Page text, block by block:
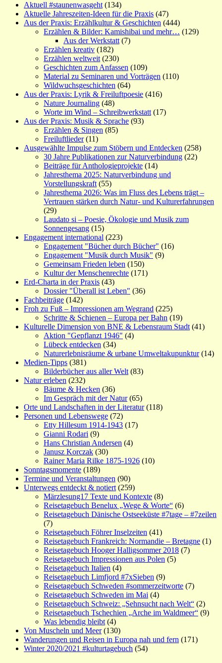
Aktuell #staunenwasgeht (134)
Aktuelle Jahreszeiten-Ideen für die Praxis (47)
Aus der Praxis: Erzählkultur & Geschichten (444)
Erzählen & Bilder: Kamishibai und mehr… (129)
Aus der Werkstatt (7)
Erzählen kreativ (182)
Erzählen weltweit (230)
Geschichten zum Anfassen (109)
Material zu Seminaren und Vorträgen (110)
Wildwuchsgeschichten (64)
Aus der Praxis: Lyrik & Freiluftpoesie (416)
Nature Journaling (48)
Worte im Wind – Schreibwerkstatt (17)
Aus der Praxis: Musik & Sprache (93)
Erzählen & Singen (85)
Freiluftlieder(11)
Ausgewählte Impulse zum Stöbern und Entdecken (258)
30 Jahre Publikationen zur Naturverbindung (22)
Beiträge für Anthologieprojekte (14)
Jahresthema 2025: Naturverbindung und
Vorstellungskraft (55)
Jahresthema 2026: Was im Fluss des Lebens trägt –
Vertrauen stärken durch Natur- und Kulturerfahrungen
(29)
Laudato si – Poesie, Ökologie und Musik zum
Sonnengesang (15)
Engagement international (223)
Engagement "Bücher durch Bücher" (16)
Engagement "Musik durch Musik" (9)
Gemeinsam Frieden leben (150)
Kultur der Menschenrechte (171)
Erd-Charta in der Praxis (43)
Dossier "Überall ist Leben" (36)
Fachbeiträge (142)
Froh zu Fuß – Impressionen am Wegrand (225)
Schritte & Schienen – Europa per Bahn (19)
Kulturelle Dimension von BNE & Lebensraum Stadt (41)
Aktion "Gepflanzt 1946" (4)
Lübeck entdecken (34)
Naturerlebnisräume & urbane Umweltakupunktur(14)
Medien-Tipps (381)
Bilderbücher aus aller Welt (83)
Natur erleben (232)
Bäume & Hecken (36)
Im Gespräch mit der Natur(65)
Orte und Landschaften in der Literatur(118)
Personen und Lebenswege (72)
Etty Hillesum 1914-1943 (17)
Gianni Rodari (9)
Hans Christian Andersen (4)
Janusz Korczak (30)
Rainer Maria Rilke 1875-1926 (10)
Sonntagsmomente (189)
Termine und Veranstaltungen (90)
Unterwegs entdeckt & notiert (259)
Märzlesung17 Texte und Kontexte (8)
Reisetagebuch Benelux „Wege & Worte“ (6)
Reisetagebuch Dänische Ostseeküste #7tage – #7zeilen
(7)
Reisetagebuch Föhrer Inselzeiten (41)
Reisetagebuch Frankreich: Normandie – Bretagne (1)
Reisetagebuch Hooger Halligsommer 2018 (7)
Reisetagebuch Impressionen aus Polen (5)
Reisetagebuch Italien (4)
Reisetagebuch Limfjord #7xSieben (9)
Reisetagebuch Schweden #sommerzeitworte (7)
Reisetagebuch Schweden im Mai (4)
Reisetagebuch Schweiz: „Sehnsucht nach Welt“ (2)
Reisetagebuch Tschechien „Arche im Waldmeer“ (9)
Was lebendig bleibt (4)
Von Muscheln und Meer(130)
Wanderungen und Reisen in Europa nah und fern (171)
Winter 2020/2021 #kulturtagebuch (54)